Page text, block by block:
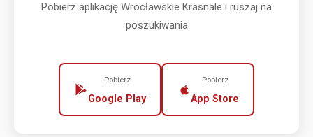
Pobierz aplikację Wrocławskie Krasnale i ruszaj na
poszukiwania
Pobierz
Google Play
Pobierz
App Store